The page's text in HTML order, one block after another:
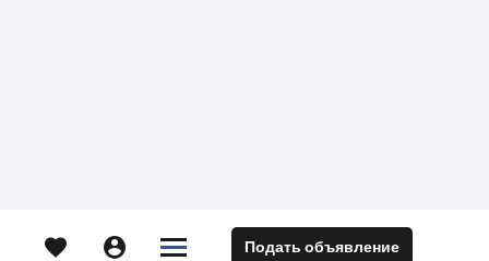
  

 Подать объявление